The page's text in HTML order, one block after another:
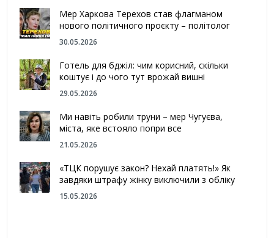
Мер Харкова Терехов став флагманом
нового політичного проєкту – політолог
30.05.2026
Готель для бджіл: чим корисний, скільки
коштує і до чого тут врожай вишні
29.05.2026
Ми навіть робили труни – мер Чугуєва,
міста, яке встояло попри все
21.05.2026
«ТЦК порушує закон? Нехай платять!» Як
завдяки штрафу жінку виключили з обліку
15.05.2026